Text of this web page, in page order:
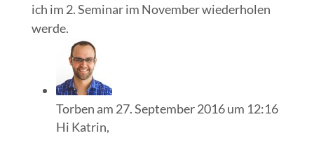
ich im 2. Seminar im November wiederholen
werde.
Torben am 27. September 2016 um 12:16
Hi Katrin,